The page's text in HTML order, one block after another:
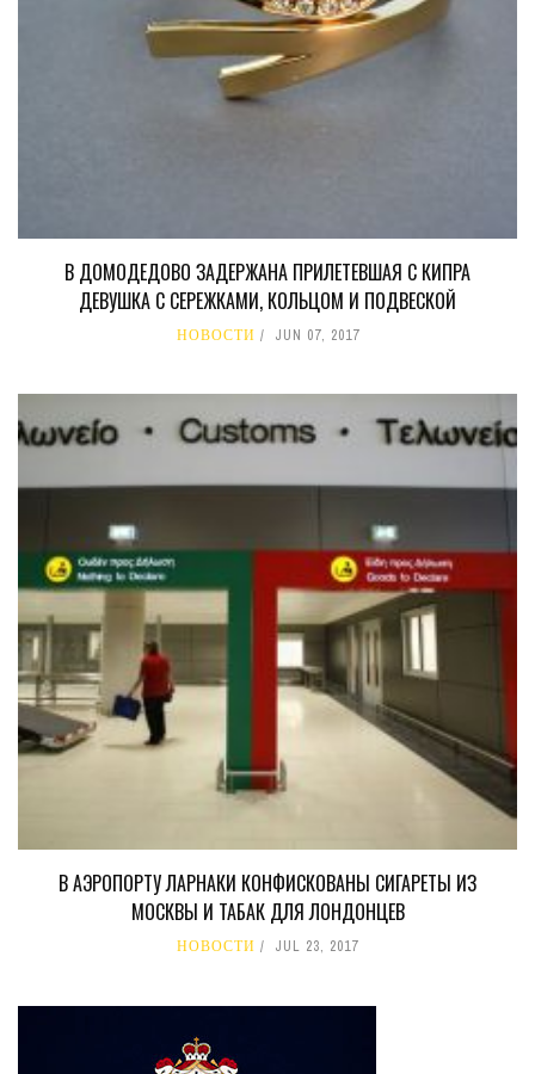
В ДОМОДЕДОВО ЗАДЕРЖАНА ПРИЛЕТЕВШАЯ С КИПРА
ДЕВУШКА С СЕРЕЖКАМИ, КОЛЬЦОМ И ПОДВЕСКОЙ
НОВОСТИ JUN 07, 2017
В АЭРОПОРТУ ЛАРНАКИ КОНФИСКОВАНЫ СИГАРЕТЫ ИЗ
МОСКВЫ И ТАБАК ДЛЯ ЛОНДОНЦЕВ
НОВОСТИ JUL 23, 2017